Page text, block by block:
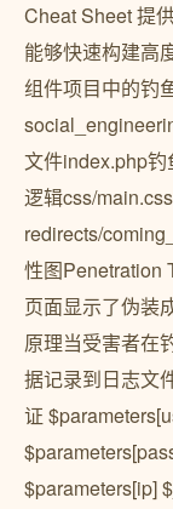
Cheat Sheet 提
能够快速构建高
组件项目中的钓
文件index.php
逻辑css/
redirects/
性图Penetration
页面显示了伪装
原理当受害者在
据记录到日志文
证
$parameters[ip]